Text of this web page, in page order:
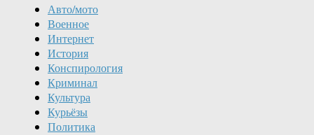
Авто/мото
Военное
Интернет
История
Конспирология
Криминал
Культура
Курьёзы
Политика